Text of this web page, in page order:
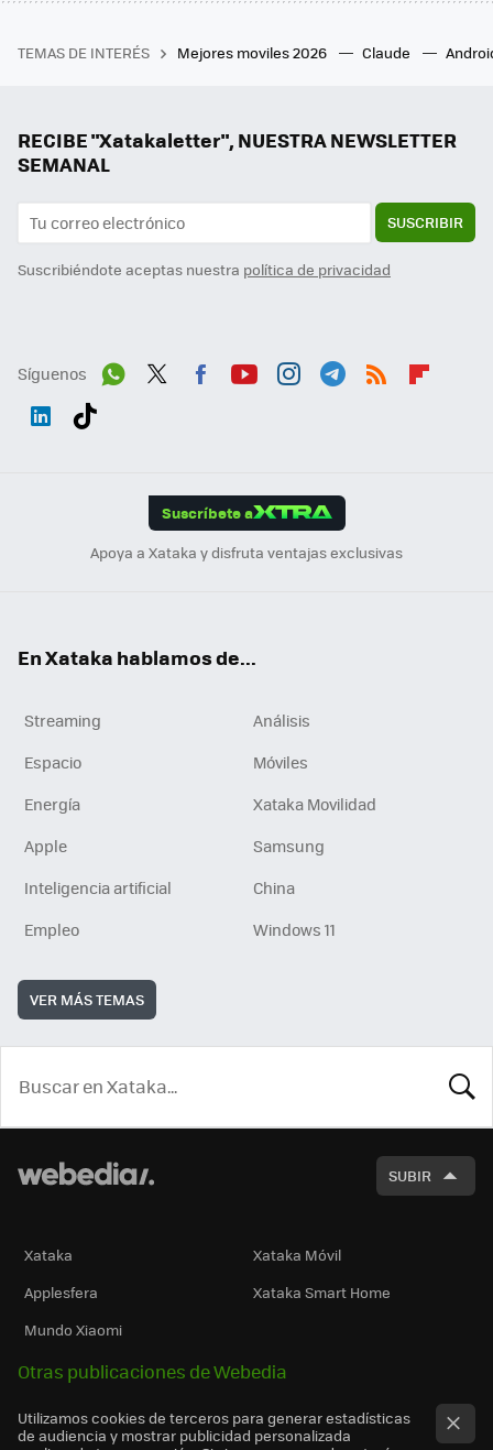
TEMAS DE INTERÉS Mejores moviles 2026 Claude
RECIBE "Xatakaletter", NUESTRA NEWSLETTER
SEMANAL
SUSCRIBIR
Suscribiéndote aceptas nuestra política de privacidad
Síguenos
Suscríbete a
Apoya a Xataka y disfruta ventajas exclusivas
En Xataka hablamos de...
Streaming
Análisis
Espacio
Móviles
Energía
Xataka Movilidad
Apple
Samsung
Inteligencia artificial
China
Empleo
Windows 11
VER MÁS TEMAS
SUBIR
Xataka
Xataka Móvil
Applesfera
Xataka Smart Home
Mundo Xiaomi
Otras publicaciones de Webedia
Utilizamos cookies de terceros para generar estadísticas
de audiencia y mostrar publicidad personalizada